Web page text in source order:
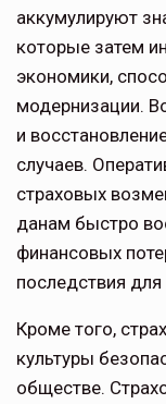
аккумулируют
которые затем
экономики,
модернизации.
и
случаев.
страховых
данам быстро
финансовых
последствия
Кроме того,
культуры
обществе.